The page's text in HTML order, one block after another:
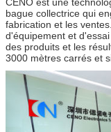
bague collectrice qui
fabrication et les
d'équipement et
des produits et les
3000 mètres carrés et